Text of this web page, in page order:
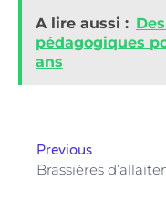
A lire aussi :
pédagogiques
ans
Previous